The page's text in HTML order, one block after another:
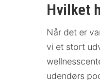
Hvilket
Når det er
vi et stort
udendørs